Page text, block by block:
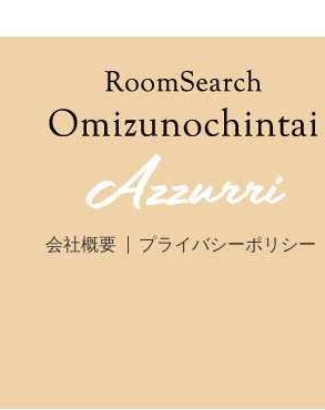
会社概要 プライバシーポリシー